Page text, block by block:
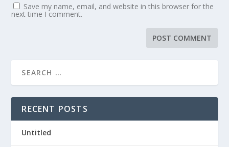
Save my name, email, and website in this browser for the
next time I comment.
RECENT POSTS
Untitled